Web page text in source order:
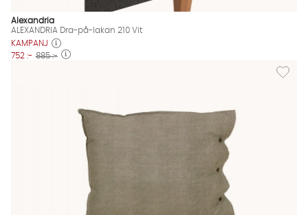
Alexandria
ALEXANDRIA Dra-på-lakan 210 Vit
KAMPANJ
752 :- 885 :-
Lägg